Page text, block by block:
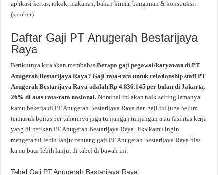
aplikasi kertas, rokok, makanan, bahan kimia, bangunan & konstruksi.
(sumber)
Daftar Gaji PT Anugerah Bestarijaya
Raya
Berikutnya kita akan membahasBerapa gaji pegawai/karyawan di PT
Anugerah Bestarijaya Raya? Gaji rata-rata untuk relationship staff PT
Anugerah Bestarijaya Raya adalah Rp 4.836.145 per bulan di Jakarta,
26% di atas rata-rata nasional.Nominal ini akan naik seiring lamanya
kamu bekerja di PT Anugerah Bestarijaya Raya dan gaji ini juga belum
termasuk bonus per tahunnya juga tunjangan tunjangan atau fasilitas kerja
yang di berikan PT Anugerah Bestarijaya Raya. Jika kamu ingin
mengetahui lebih lanjut tentang gaji PT Anugerah Bestarijaya Raya bisa
kamu baca lebih lanjut di tabel di bawah ini.
Tabel Gaji PT Anugerah Bestarijaya Raya